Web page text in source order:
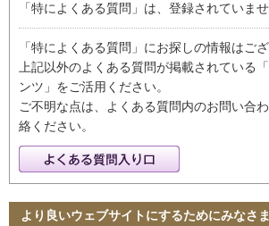
「特によくある質問」は、登録されていませ
「特によくある質問」にお探しの情報はご
上記以外のよくある質問が掲載されている
ンツ」をご活用ください。
ご不明な点は、よくある質問内のお問い合
絡ください。
より良いウェブサイトにするためにみなさ